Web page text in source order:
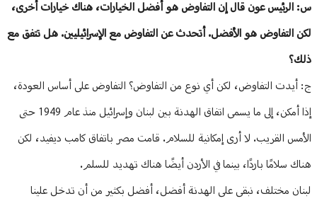
س: الرئيس عون قال إن التفاوض هو أفضل الخيارات، هناك خيارات أخرى،
لكن التفاوض هو الأفضل. أتحدث عن التفاوض مع الإسرائيليين. هل تتفق مع
ذلك؟
ج: أيدت التفاوض، لكن أي نوع من التفاوض؟ التفاوض على أساس العودة،
إذا أمكن، إلى ما يسمى اتفاق الهدنة بين لبنان وإسرائيل منذ عام 1949 حتى
الأمس القريب. لا أرى إمكانية للسلام. قامت مصر باتفاق كامب ديفيد، لكن
هناك سلامًا باردًا، بينما في الأردن أيضًا هناك تهديد للسلم.
لبنان مختلف، نبقى على الهدنة أفضل، أفضل بكثير من أن تدخل علينا